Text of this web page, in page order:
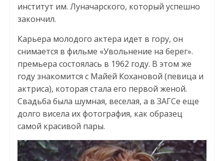
институт им. Луначарского, который успешно
закончил.
Карьера молодого актера идет в гору, он
снимается в фильме «Увольнение на берег».
премьера состоялась в 1962 году. В этом же
году знакомится с Майей Кохановой (певица и
актриса), которая стала его первой женой.
Свадьба была шумная, веселая, а в ЗАГСе еще
долго висела их фотография, как образец
самой красивой пары.